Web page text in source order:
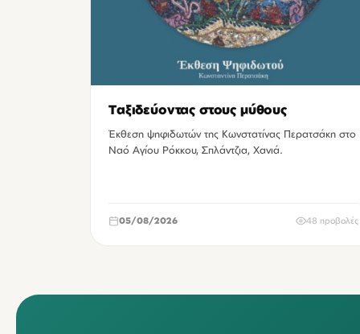
Ταξιδεύοντας στους μύθους
Έκθεση ψηφιδωτών της Κωνστατίνας Περατσάκη στο
Ναό Αγίου Ρόκκου, Σπλάντζια, Χανιά.
05/08/2026 48 προβολές